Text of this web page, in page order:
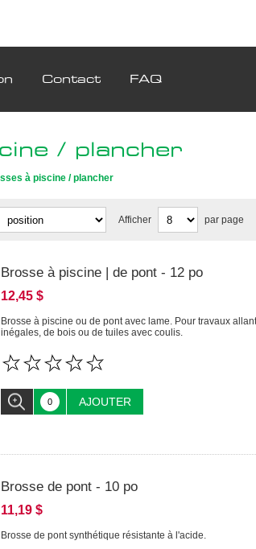
Contact FAQ
/ plancher
à piscine / plancher
Afficher par page
Brosse à piscine | de pont - 12 po
12,45 $
Brosse à piscine ou de pont avec lame. Pour travaux
inégales, de bois ou de tuiles avec coulis.
AJOUTER
Brosse de pont - 10 po
11,19 $
Brosse de pont synthétique résistante à l'acide.